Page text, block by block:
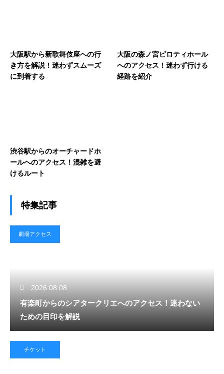
大阪駅から新歌舞伎座への行
き方を解説！迷わずスムーズ
に到着する
大阪の森ノ宮ピロティホール
へのアクセス！迷わず行ける
経路を紹介
渋谷駅からのオーチャードホ
ールへのアクセス！混雑を避
けるルート
特集記事
劇場アクセス
2026.08.08
有楽町からのシアタークリエへのアクセス！迷わない
ための目印を解説
チケット